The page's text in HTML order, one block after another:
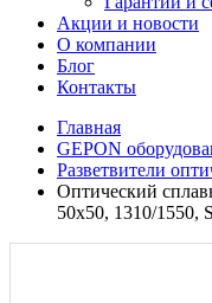
Акции и новости
О компании
Блог
Контакты
Главная
GEPON
Разветвители
Оптический
50х50, 1310/1550,